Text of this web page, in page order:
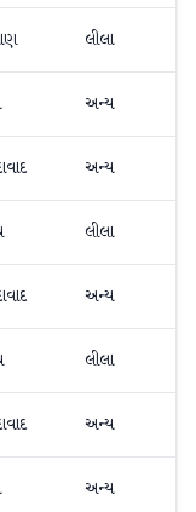
લીલા
અન્ય
અન્ય
લીલા
અન્ય
લીલા
અન્ય
અન્ય